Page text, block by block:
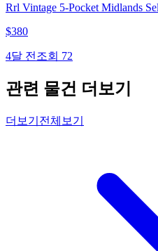
Rrl Vintage 5-Pocket Midlands
$380
4달 전 조회 72
관련 물건 더보기
더보기 전체보기